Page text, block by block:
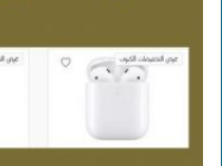
ايفون